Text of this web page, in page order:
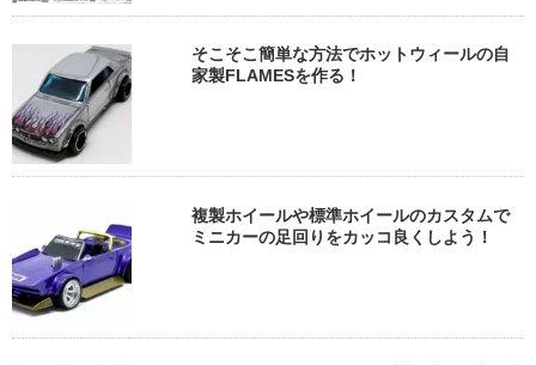
そこそこ簡単な方法でホットウィールの自
家製FLAMESを作る！
複製ホイールや標準ホイールのカスタムで
ミニカーの足回りをカッコ良くしよう！